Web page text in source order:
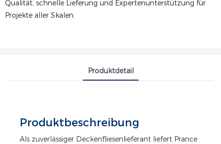
Qualität, schnelle Lieferung und Expertenunterstützung für
Projekte aller Skalen.
Produktdetail
Produktbeschreibung
Als zuverlässiger Deckenfliesenlieferant liefert Prance